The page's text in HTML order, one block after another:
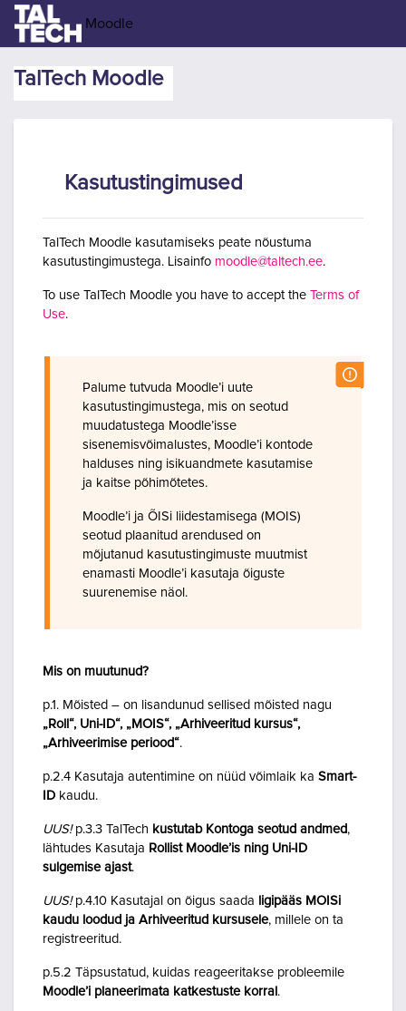
Jäta vahele peasisuni
Moodle
TalTech Moodle
Kasutustingimused
TalTech Moodle kasutamiseks peate nõustuma
kasutustingimustega. Lisainfo moodle@taltech.ee.
To use TalTech Moodle you have to accept the Terms of
Use.
Palume tutvuda Moodle’i uute
kasutustingimustega, mis on seotud
muudatustega Moodle’isse
sisenemisvõimalustes, Moodle’i kontode
halduses ning isikuandmete kasutamise
ja kaitse põhimõtetes.
Moodle’i ja ÕISi liidestamisega (MOIS)
seotud plaanitud arendused on
mõjutanud kasutustingimuste muutmist
enamasti Moodle’i kasutaja õiguste
suurenemise näol.
Mis on muutunud?
p.1. Mõisted – on lisandunud sellised mõisted nagu
„Roll“, Uni-ID“, „MOIS“, „Arhiveeritud kursus“,
„Arhiveerimise periood“.
p.2.4 Kasutaja autentimine on nüüd võimlaik ka Smart-
ID kaudu.
UUS!p.3.3 TalTech kustutab Kontoga seotud andmed,
lähtudes Kasutaja Rollist Moodle’is ning Uni-ID
sulgemise ajast.
UUS!p.4.10 Kasutajal on õigus saada ligipääs MOISi
kaudu loodud ja Arhiveeritud kursusele, millele on ta
registreeritud.
p.5.2 Täpsustatud, kuidas reageeritakse probleemile
Moodle’i planeerimata katkestuste korral .